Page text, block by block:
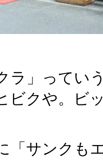
」ってい
クや。ビ
「サンクも